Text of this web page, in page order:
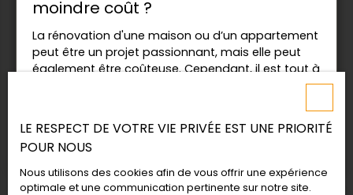
moindre coût ?
La rénovation d'une maison ou d’un appartement
peut être un projet passionnant, mais elle peut
également être coûteuse. Cependant, il est tout à
Bien chez soi
Publié le 04/03/2025
LE RESPECT DE VOTRE VIE PRIVÉE EST UNE PRIORITÉ
POUR NOUS
Nous utilisons des cookies afin de vous offrir une expérience
optimale et une communication pertinente sur notre site.